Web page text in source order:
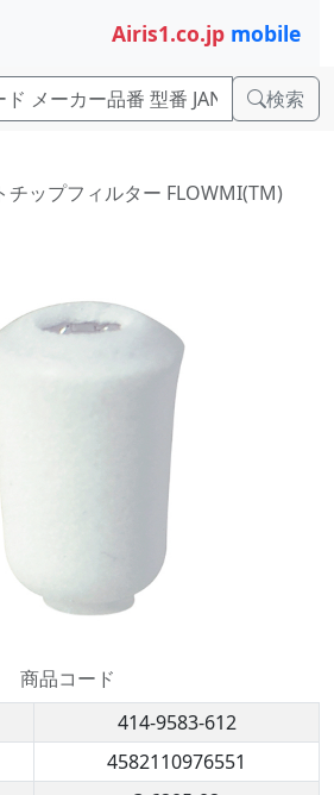
Airis1.co.jp mobile
検索
チップフィルター FLOWMI(TM)
商品コード
414-9583-612
4582110976551